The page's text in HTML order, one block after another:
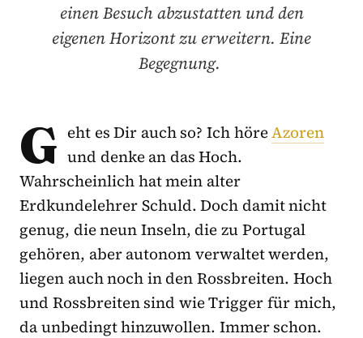
einen Besuch abzustatten und den
eigenen Horizont zu erweitern. Eine
Begegnung.
G eht es Dir auch so? Ich höreAzoren
und denke an das Hoch.
Wahrscheinlich hat mein alter
Erdkundelehrer Schuld. Doch damit nicht
genug, die neun Inseln, die zu Portugal
gehören, aber autonom verwaltet werden,
liegen auch noch in den Rossbreiten. Hoch
und Rossbreiten sind wie Trigger für mich,
da unbedingt hinzuwollen. Immer schon.